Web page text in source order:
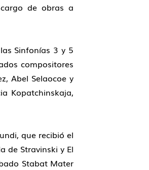
de obras a
Sinfonías 3 y 5
compositores
Abel Selaocoe y
Kopatchinskaja,
que recibió el
de Stravinski y El
Stabat Mater